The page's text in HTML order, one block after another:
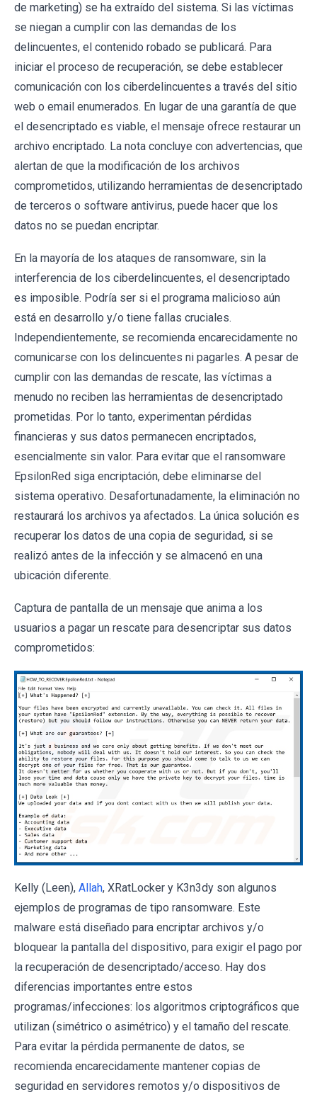
de marketing) se ha extraído del sistema. Si las víctimas
se niegan a cumplir con las demandas de los
delincuentes, el contenido robado se publicará. Para
iniciar el proceso de recuperación, se debe establecer
comunicación con los ciberdelincuentes a través del sitio
web o email enumerados. En lugar de una garantía de que
el desencriptado es viable, el mensaje ofrece restaurar un
archivo encriptado. La nota concluye con advertencias, que
alertan de que la modificación de los archivos
comprometidos, utilizando herramientas de desencriptado
de terceros o software antivirus, puede hacer que los
datos no se puedan encriptar.
En la mayoría de los ataques de ransomware, sin la
interferencia de los ciberdelincuentes, el desencriptado
es imposible. Podría ser si el programa malicioso aún
está en desarrollo y/o tiene fallas cruciales.
Independientemente, se recomienda encarecidamente no
comunicarse con los delincuentes ni pagarles. A pesar de
cumplir con las demandas de rescate, las víctimas a
menudo no reciben las herramientas de desencriptado
prometidas. Por lo tanto, experimentan pérdidas
financieras y sus datos permanecen encriptados,
esencialmente sin valor. Para evitar que el ransomware
EpsilonRed siga encriptación, debe eliminarse del
sistema operativo. Desafortunadamente, la eliminación no
restaurará los archivos ya afectados. La única solución es
recuperar los datos de una copia de seguridad, si se
realizó antes de la infección y se almacenó en una
ubicación diferente.
Captura de pantalla de un mensaje que anima a los
usuarios a pagar un rescate para desencriptar sus datos
comprometidos:
Kelly (Leen), Allah, XRatLocker y K3n3dy son algunos
ejemplos de programas de tipo ransomware. Este
malware está diseñado para encriptar archivos y/o
bloquear la pantalla del dispositivo, para exigir el pago por
la recuperación de desencriptado/acceso. Hay dos
diferencias importantes entre estos
programas/infecciones: los algoritmos criptográficos que
utilizan (simétrico o asimétrico) y el tamaño del rescate.
Para evitar la pérdida permanente de datos, se
recomienda encarecidamente mantener copias de
seguridad en servidores remotos y/o dispositivos de